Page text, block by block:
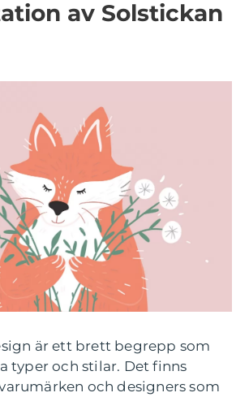
av Solstickan
är ett brett begrepp som
typer och stilar. Det finns
och designers som